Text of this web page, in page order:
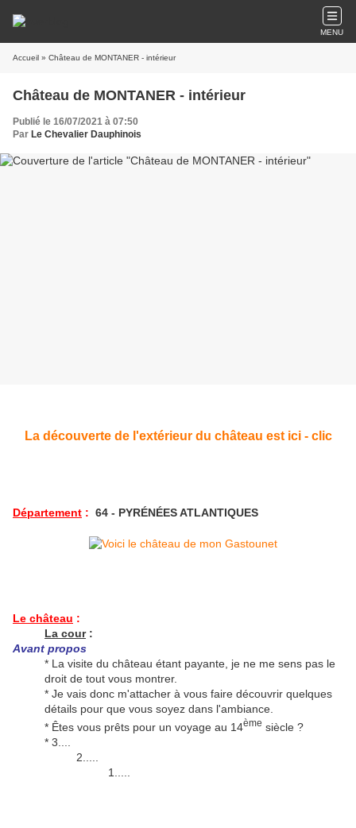
MENU
Accueil » Château de MONTANER - intérieur
Château de MONTANER - intérieur
Publié le 16/07/2021 à 07:50
Par Le Chevalier Dauphinois
La découverte de l'extérieur du château est ici - clic
Département : 64 - PYRÉNÉES ATLANTIQUES
Le château :
La cour:
Avant propos
* La visite du château étant payante, je ne me sens pas le
droit de tout vous montrer.
* Je vais donc m'attacher à vous faire découvrir quelques
détails pour que vous soyez dans l'ambiance.
* Êtes vous prêts pour un voyage au 14ème siècle ?
* 3....
2.....
1.....